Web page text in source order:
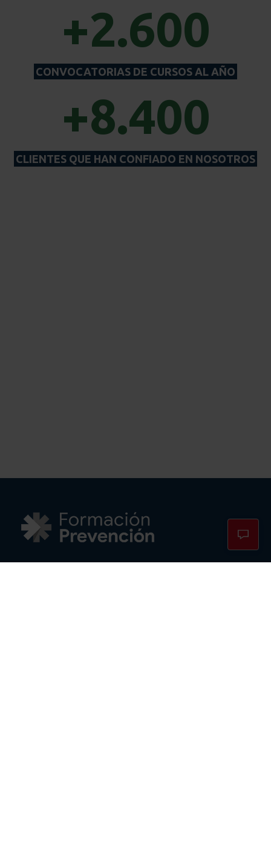
+2.600
CONVOCATORIAS DE CURSOS AL AÑO
+8.400
CLIENTES QUE HAN CONFIADO EN NOSOTROS